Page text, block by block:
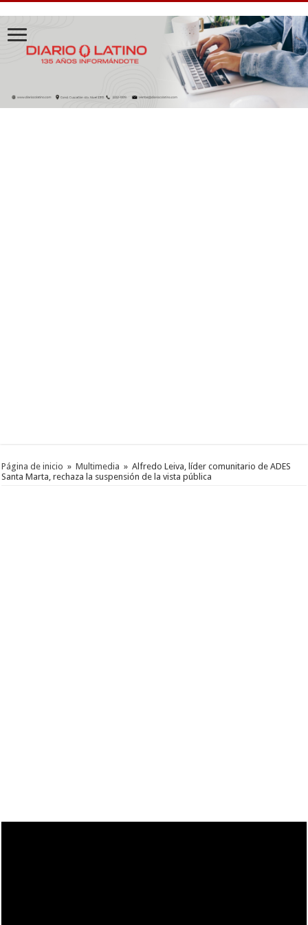
Página de inicio » Multimedia » Alfredo Leiva, líder comunitario de ADES
Santa Marta, rechaza la suspensión de la vista pública